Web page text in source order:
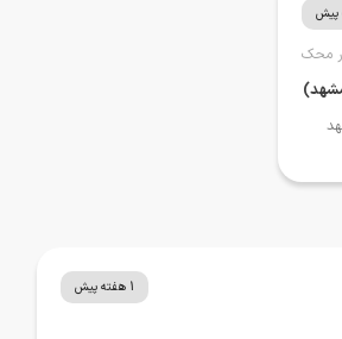
محک
1 هفته پیش